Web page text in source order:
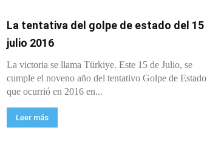
La tentativa del golpe de estado del 15
julio 2016
La victoria se llama Türkiye. Este 15 de Julio, se
cumple el noveno año del tentativo Golpe de Estado
que ocurrió en 2016 en...
Leer más